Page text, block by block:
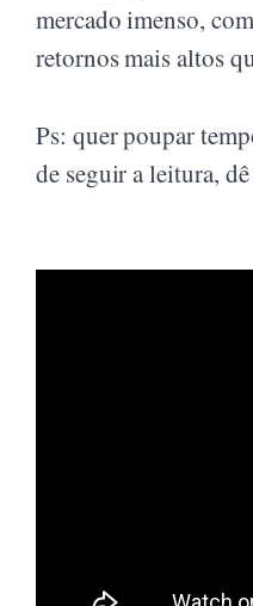
mercado imenso,
retornos mais altos
Ps: quer poupar
de seguir a leitura,